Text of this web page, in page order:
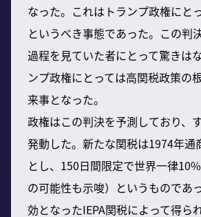
なった。これはトランプ政権にと
というべき事態であった。この判
過程を見ていた者にとって驚きは
ンプ政権にとっては高関税政策の
来事となった。
政権はこの判決を予測しており、
発動した。新たな関税は1974年通
とし、150日間限定で世界一律
の可能性も示唆）というものであ
効となったIEPA関税によって得ら